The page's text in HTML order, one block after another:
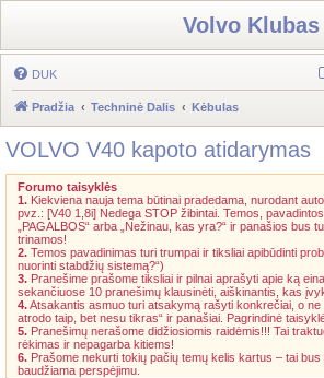
Volvo Klubas
DUK
Pradžia Techninė Dalis Kėbulas
VOLVO V40 kapoto atidarymas
Forumo taisyklės
1. Kiekviena nauja tema būtinai pradedama, nurodant
pvz.: [V40 1,8i] Nedega STOP žibintai. Temos, pavadintos
„PAGALBOS“ arba „Nežinau, kas yra?“ ir panašios bus
trinamos!
2. Temos pavadinimas turi trumpai ir tiksliai apibūdinti
nuorinti stabdžių sistemą?“)
3. Pranešime prašome tiksliai ir pilnai aprašyti apie ką
sekančiuose 10 pranešimų klausinėti, aiškinantis, kas
4.Atsakantis asmuo turi atsakymą rašyti konkrečiai, o ne
atrodo taip, bet nesu tikras“ ir panašiai. Pagrindinė
5. Pranešimų nerašome didžiosiomis raidėmis!!! Tai
rėkimas ir nepagarba kitiems!
6. Prašome nekurti tokių pačių temų kelis kartus – tai
baudžiama perspėjimu.